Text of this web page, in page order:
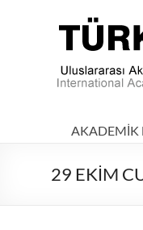
Sportif
29 EKİM